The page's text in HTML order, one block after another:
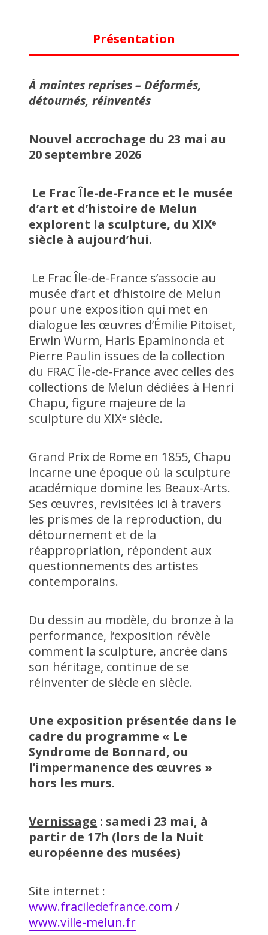
Présentation
À maintes reprises – Déformés,
détournés, réinventés
Nouvel accrochage du 23 mai au
20 septembre 2026
Le Frac Île-de-France et le musée
d’art et d’histoire de Melun
explorent la sculpture, du XIXᵉ
siècle à aujourd’hui.
Le Frac Île-de-France s’associe au
musée d’art et d’histoire de Melun
pour une exposition qui met en
dialogue les œuvres d’Émilie Pitoiset,
Erwin Wurm, Haris Epaminonda et
Pierre Paulin issues de la collection
du FRAC Île-de-France avec celles des
collections de Melun dédiées à Henri
Chapu, figure majeure de la
sculpture du XIXᵉ siècle.
Grand Prix de Rome en 1855, Chapu
incarne une époque où la sculpture
académique domine les Beaux-Arts.
Ses œuvres, revisitées ici à travers
les prismes de la reproduction, du
détournement et de la
réappropriation, répondent aux
questionnements des artistes
contemporains.
Du dessin au modèle, du bronze à la
performance, l’exposition révèle
comment la sculpture, ancrée dans
son héritage, continue de se
réinventer de siècle en siècle.
Une exposition présentée dans le
cadre du programme « Le
Syndrome de Bonnard, ou
l’impermanence des œuvres »
hors les murs.
Vernissage : samedi 23 mai, à
partir de 17h (lors de la Nuit
européenne des musées)
Site internet :
www.fraciledefrance.com /
www.ville-melun.fr